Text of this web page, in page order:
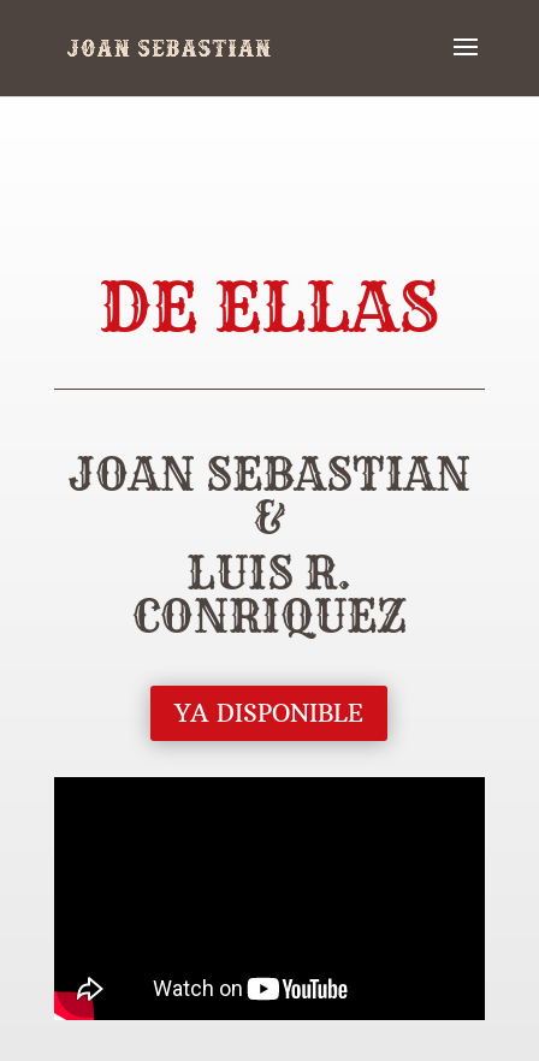
DE ELLAS
JOAN SEBASTIAN
&
LUIS R.
CONRIQUEZ
YA DISPONIBLE